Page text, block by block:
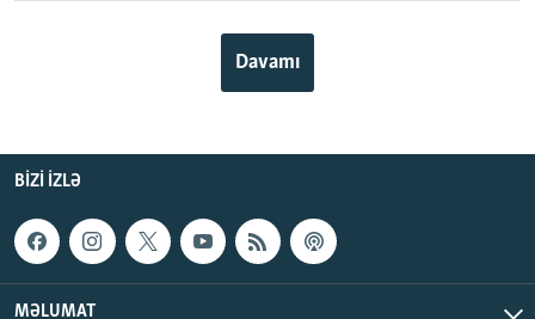
Davamı
BIZI IZLƏ
MƏLUMAT